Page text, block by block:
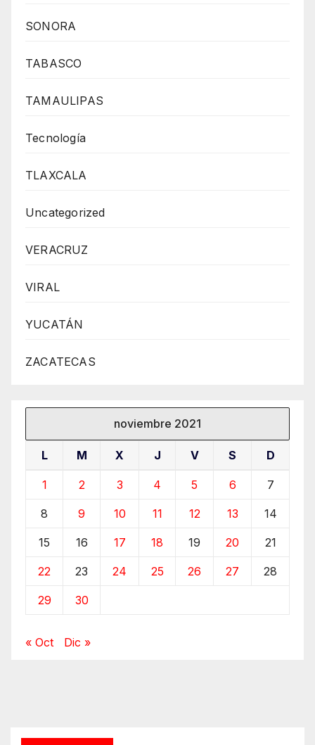
SONORA
TABASCO
TAMAULIPAS
Tecnología
TLAXCALA
Uncategorized
VERACRUZ
VIRAL
YUCATÁN
ZACATECAS
noviembre 2021
L M X J V S D
1 2 3 4 5 6 7
8 9 10 11 12 13 14
15 16 17 18 19 20 21
22 23 24 25 26 27 28
29 30
« Oct Dic »